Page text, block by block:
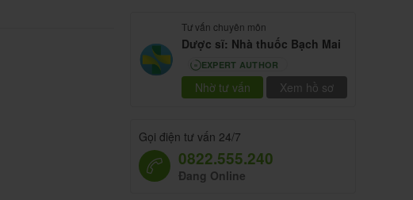
Tư vấn chuyên môn
Dược sĩ: Nhà thuốc Bạch Mai
80 EXPERT AUTHOR
Nhờ tư vấn Xem hồ sơ
Gọi điện tư vấn 24/7
0822.555.240
Đang Online